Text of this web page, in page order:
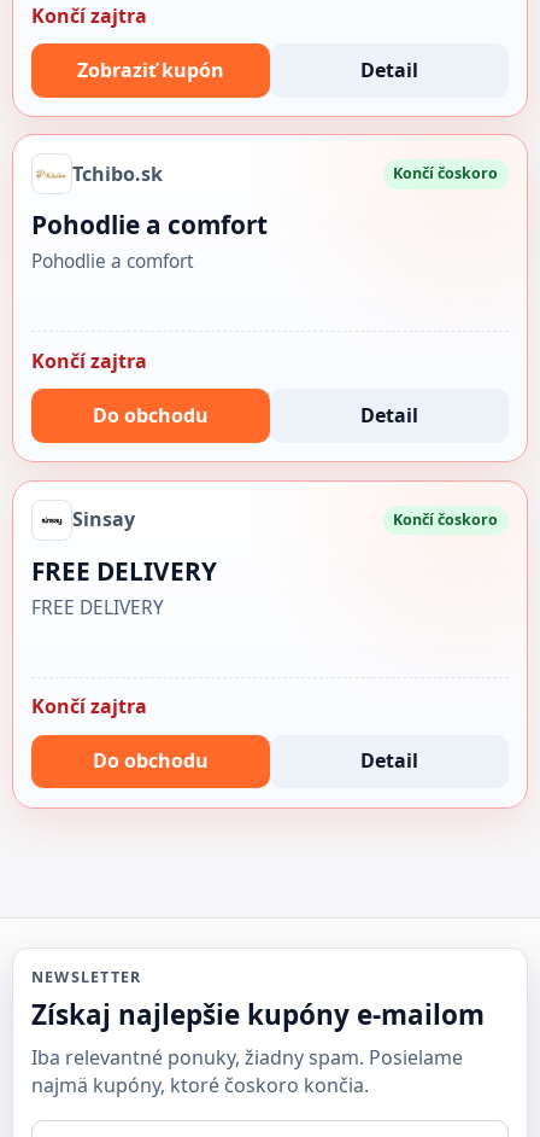
Končí zajtra
Zobraziť kupón Detail
Tchibo.sk Končí čoskoro
Pohodlie a comfort
Pohodlie a comfort
Končí zajtra
Do obchodu Detail
Sinsay Končí čoskoro
FREE DELIVERY
FREE DELIVERY
Končí zajtra
Do obchodu Detail
NEWSLETTER
Získaj najlepšie kupóny e-mailom
Iba relevantné ponuky, žiadny spam. Posielame
najmä kupóny, ktoré čoskoro končia.